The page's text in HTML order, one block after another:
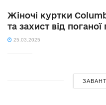
Жіночі куртки
та захист від поганої
25.03.2025